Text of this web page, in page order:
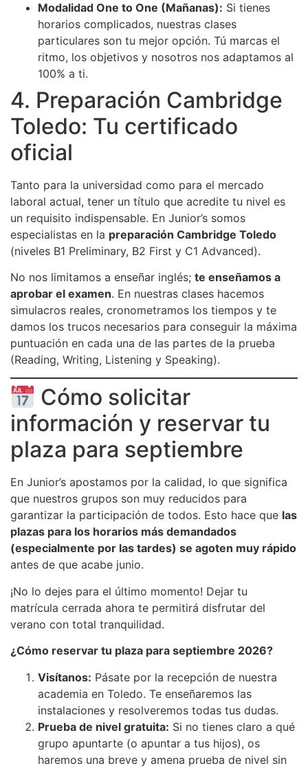
Modalidad One to One (Mañanas): Si tienes
horarios complicados, nuestras clases
particulares son tu mejor opción. Tú marcas el
ritmo, los objetivos y nosotros nos adaptamos al
100% a ti.
4. Preparación Cambridge
Toledo: Tu certificado
oficial
Tanto para la universidad como para el mercado
laboral actual, tener un título que acredite tu nivel es
un requisito indispensable. En Junior’s somos
especialistas en la preparación Cambridge Toledo
(niveles B1 Preliminary, B2 First y C1 Advanced).
No nos limitamos a enseñar inglés; te enseñamos a
aprobar el examen. En nuestras clases hacemos
simulacros reales, cronometramos los tiempos y te
damos los trucos necesarios para conseguir la máxima
puntuación en cada una de las partes de la prueba
(Reading, Writing, Listening y Speaking).
Cómo solicitar
información y reservar tu
plaza para septiembre
En Junior’s apostamos por la calidad, lo que significa
que nuestros grupos son muy reducidos para
garantizar la participación de todos. Esto hace que las
plazas para los horarios más demandados
(especialmente por las tardes) se agoten muy rápido
antes de que acabe junio.
¡No lo dejes para el último momento! Dejar tu
matrícula cerrada ahora te permitirá disfrutar del
verano con total tranquilidad.
¿Cómo reservar tu plaza para septiembre 2026?
Visítanos: Pásate por la recepción de nuestra
academia en Toledo. Te enseñaremos las
instalaciones y resolveremos todas tus dudas.
Prueba de nivel gratuita: Si no tienes claro a qué
grupo apuntarte (o apuntar a tus hijos), os
haremos una breve y amena prueba de nivel sin